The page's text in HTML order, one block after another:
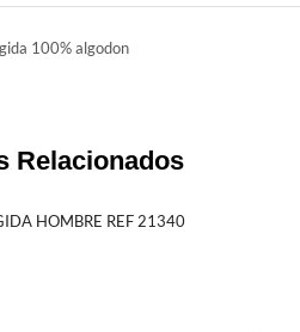
100% algodon
Relacionados